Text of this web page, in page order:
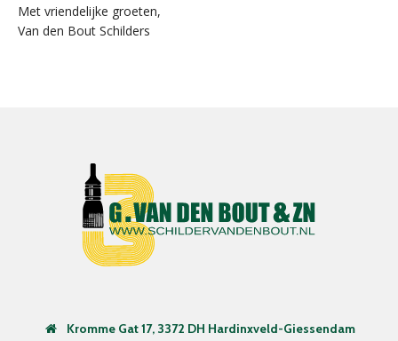
Met vriendelijke groeten,
Van den Bout Schilders
Kromme Gat 17, 3372 DH Hardinxveld-Giessendam